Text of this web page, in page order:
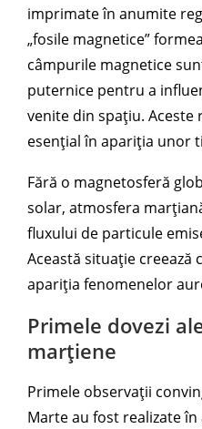
imprimate în anumite
„fosile magnetice”
câmpurile magnetice
puternice pentru a
venite din spațiu. Aceste
esențial în apariția unor
Fără o magnetosferă
solar, atmosfera
fluxului de particule
Această situație
apariția fenomenelor
Primele dovezi
marțiene
Primele observații
Marte au fost realizate